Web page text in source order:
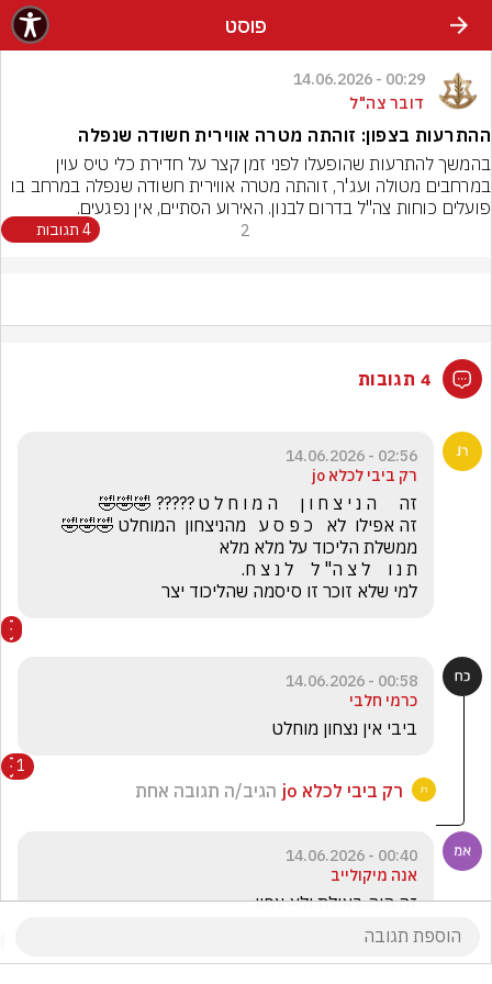
פוסט
00:29 - 14.06.2026
דובר צה"ל
ההתרעות בצפון: זוהתה מטרה אווירית חשודה שנפלה
פועלים כוחות צה"ל בדרום לבנון. האירוע הסתיים, אין נפגעים.
2 4 תגובות
4 תגובות
02:56 - 14.06.2026
רק ביבי לכלא jo
למי שלא זוכר זו סיסמה שהליכוד יצר
00:58 - 14.06.2026
כרמי חלבי
ביבי אין נצחון מוחלט
1
רק ביבי לכלא jo הגיב/ה תגובה אחת
00:40 - 14.06.2026
אנה מיקולייב
זה היה באילת ולא צפון